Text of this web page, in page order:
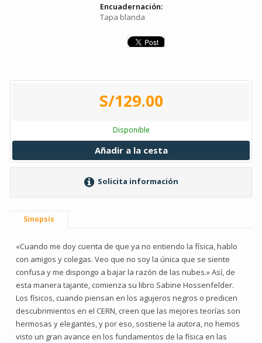
Encuadernación:
Tapa blanda
S/129.00
Disponible
Añadir a la cesta
Solicita información
Sinopsis
«Cuando me doy cuenta de que ya no entiendo la física, hablo
con amigos y colegas. Veo que no soy la única que se siente
confusa y me dispongo a bajar la razón de las nubes.» Así, de
esta manera tajante, comienza su libro Sabine Hossenfelder.
Los físicos, cuando piensan en los agujeros negros o predicen
descubrimientos en el CERN, creen que las mejores teorías son
hermosas y elegantes, y por eso, sostiene la autora, no hemos
visto un gran avance en los fundamentos de la física en las